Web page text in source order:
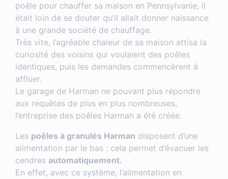
poêle pour chauffer sa maison en Pennsylvanie, il
était loin de se douter qu’il allait donner naissance
à une grande société de chauffage.
Très vite, l’agréable chaleur de sa maison attisa la
curiosité des voisins qui voulaient des poêles
identiques, puis les demandes commencèrent à
affluer.
Le garage de Harman ne pouvant plus répondre
aux requêtes de plus en plus nombreuses,
l’entreprise des poêles Harman a été créée.
Les poêles à granulés Harman disposent d’une
alimentation par le bas : cela permet d’évacuer les
cendres automatiquement.
En effet, avec ce système, l’alimentation en